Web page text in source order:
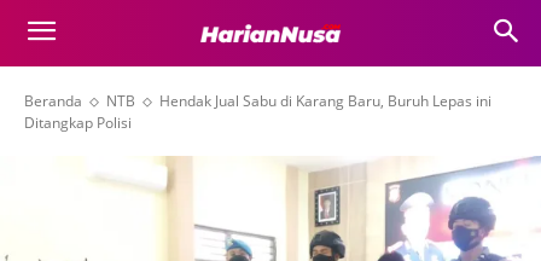
Beranda NTB
Hendak Jual Sabu di Karang Baru, Buruh Lepas ini
Ditangkap Polisi